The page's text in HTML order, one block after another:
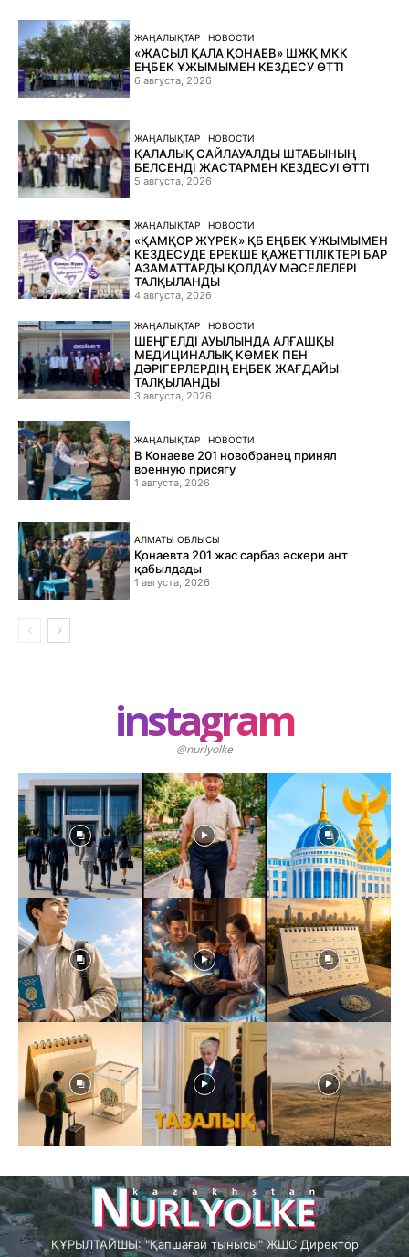
ЖАҢАЛЫҚТАР | НОВОСТИ
«ЖАСЫЛ ҚАЛА ҚОНАЕВ» ШЖҚ МКК
ЕҢБЕК ҰЖЫМЫМЕН КЕЗДЕСУ ӨТТІ
6 августа, 2026
ЖАҢАЛЫҚТАР | НОВОСТИ
ҚАЛАЛЫҚ САЙЛАУАЛДЫ ШТАБЫНЫҢ
БЕЛСЕНДІ ЖАСТАРМЕН КЕЗДЕСУІ ӨТТІ
5 августа, 2026
ЖАҢАЛЫҚТАР | НОВОСТИ
«ҚАМҚОР ЖҮРЕК» ҚБ ЕҢБЕК ҰЖЫМЫМЕН
КЕЗДЕСУДЕ ЕРЕКШЕ ҚАЖЕТТІЛІКТЕРІ БАР
АЗАМАТТАРДЫ ҚОЛДАУ МӘСЕЛЕЛЕРІ
ТАЛҚЫЛАНДЫ
4 августа, 2026
ЖАҢАЛЫҚТАР | НОВОСТИ
ШЕҢГЕЛДІ АУЫЛЫНДА АЛҒАШҚЫ
МЕДИЦИНАЛЫҚ КӨМЕК ПЕН
ДӘРІГЕРЛЕРДІҢ ЕҢБЕК ЖАҒДАЙЫ
ТАЛҚЫЛАНДЫ
3 августа, 2026
ЖАҢАЛЫҚТАР | НОВОСТИ
В Конаеве 201 новобранец принял
военную присягу
1 августа, 2026
АЛМАТЫ ОБЛЫСЫ
Қонаевта 201 жас сарбаз әскери ант
қабылдады
1 августа, 2026
instagram
@nurlyolke
ҚҰРЫЛТАЙШЫ: "Қапшағай тынысы" ЖШС Директор